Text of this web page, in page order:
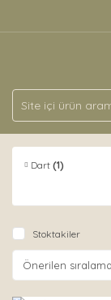
Dart (1)
Stoktakiler